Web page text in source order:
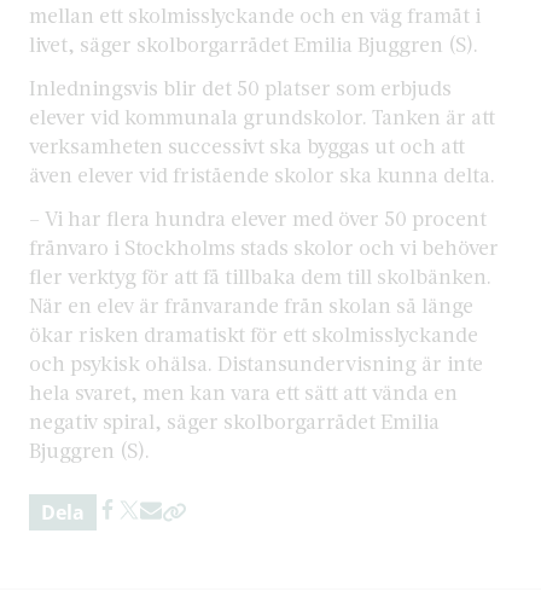
mellan ett skolmisslyckande och en väg framåt i
livet, säger skolborgarrådet Emilia Bjuggren (S).
Inledningsvis blir det 50 platser som erbjuds
elever vid kommunala grundskolor. Tanken är att
verksamheten successivt ska byggas ut och att
även elever vid fristående skolor ska kunna delta.
– Vi har flera hundra elever med över 50 procent
frånvaro i Stockholms stads skolor och vi behöver
fler verktyg för att få tillbaka dem till skolbänken.
När en elev är frånvarande från skolan så länge
ökar risken dramatiskt för ett skolmisslyckande
och psykisk ohälsa. Distansundervisning är inte
hela svaret, men kan vara ett sätt att vända en
negativ spiral, säger skolborgarrådet Emilia
Bjuggren (S).
Dela